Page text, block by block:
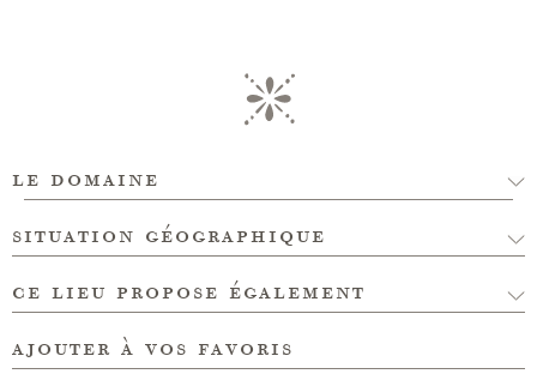
le domaine
situation géographique
ce lieu propose également
ajouter à vos favoris